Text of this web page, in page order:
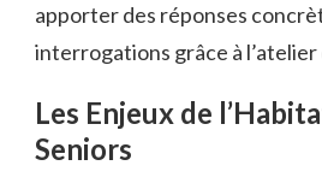
apporter des réponses
interrogations grâce à l’atelier
Les Enjeux de
Seniors